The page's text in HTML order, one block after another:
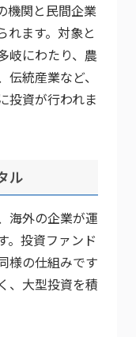
機関と民間企業
れます。対象と
岐にわたり、農
統産業など、
投資が行われま
ル
海外の企業が運
。投資ファンド
様の仕組みです
、大型投資を積